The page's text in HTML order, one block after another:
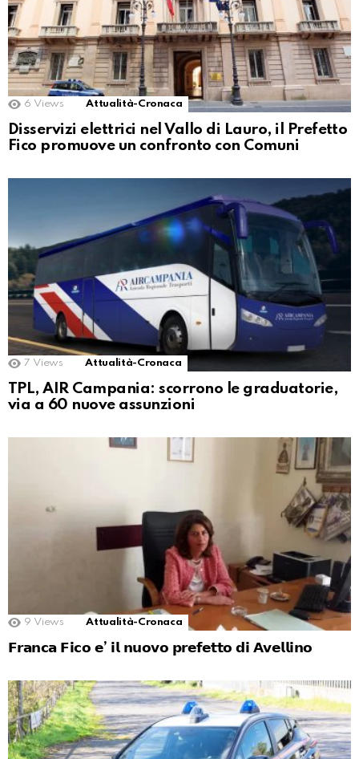
6 Views Attualità-Cronaca
Disservizi elettrici nel Vallo di Lauro, il Prefetto
Fico promuove un confronto con Comuni
7 Views Attualità-Cronaca
TPL, AIR Campania: scorrono le graduatorie,
via a 60 nuove assunzioni
9 Views Attualità-Cronaca
𝗙𝗿𝗮𝗻𝗰𝗮 𝗙𝗶𝗰𝗼 𝗲’ 𝗶𝗹 𝗻𝘂𝗼𝘃𝗼 𝗽𝗿𝗲𝗳𝗲𝘁𝘁𝗼 𝗱𝗶 𝗔𝘃𝗲𝗹𝗹𝗶𝗻𝗼